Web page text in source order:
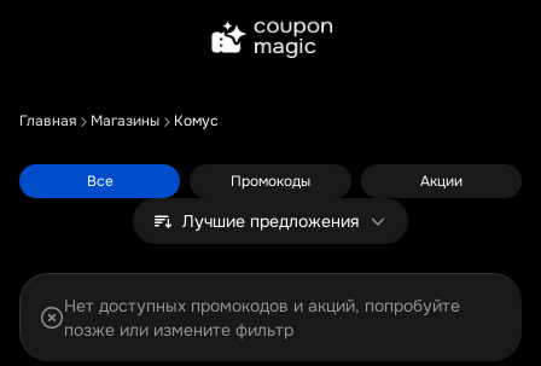
Главная Магазины Комус
Все Промокоды Акции
Лучшие предложения
Нет доступных промокодов и акций, попробуйте
позже или измените фильтр